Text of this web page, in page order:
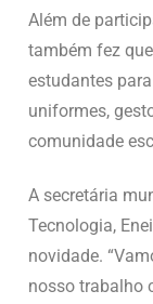
Além de
também fez
estudantes
uniformes,
comunidade
A secretária
Tecnologia,
novidade.
nosso trabalho